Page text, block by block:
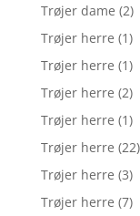
Trøjer dame (2)
Trøjer herre (1)
Trøjer herre (1)
Trøjer herre (2)
Trøjer herre (1)
Trøjer herre (22)
Trøjer herre (3)
Trøjer herre (7)